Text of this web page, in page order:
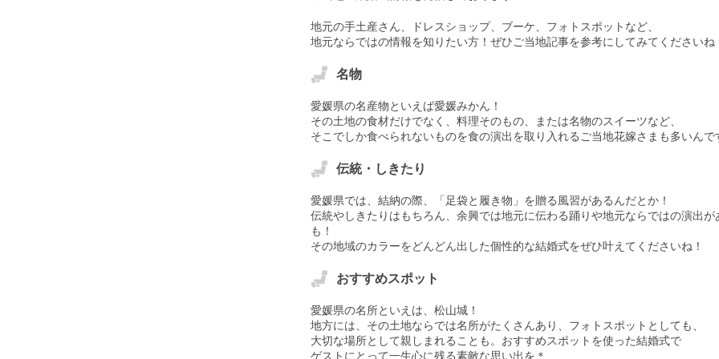
地元の手土産さん、ドレスショップ、ブーケ、フォトスポットなど、
地元ならではの情報を知りたい方！ぜひご当地記事を参考にしてみてくださいね
名物
愛媛県の名産物といえば愛媛みかん！
その土地の食材だけでなく、料理そのもの、または名物のスイーツなど、
そこでしか食べられないものを食の演出を取り入れるご当地花嫁さまも多いんで
伝統・しきたり
愛媛県では、結納の際、「足袋と履き物」を贈る風習があるんだとか！
伝統やしきたりはもちろん、余興では地元に伝わる踊りや地元ならではの演出が
も！
その地域のカラーをどんどん出した個性的な結婚式をぜひ叶えてくださいね！
おすすめスポット
愛媛県の名所といえは、松山城！
地方には、その土地ならでは名所がたくさんあり、フォトスポットとしても、
大切な場所として親しまれることも。おすすめスポットを使った結婚式で
ゲストにとって一生心に残る素敵な思い出を＊